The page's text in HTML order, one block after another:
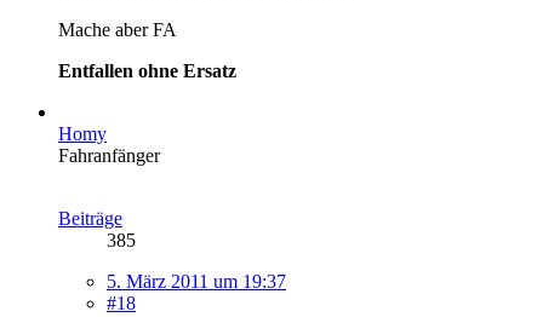
Mache aber FA
Entfallen ohne Ersatz
Homy
Fahranfänger
Beiträge
385
5. März 2011 um 19:37
#18